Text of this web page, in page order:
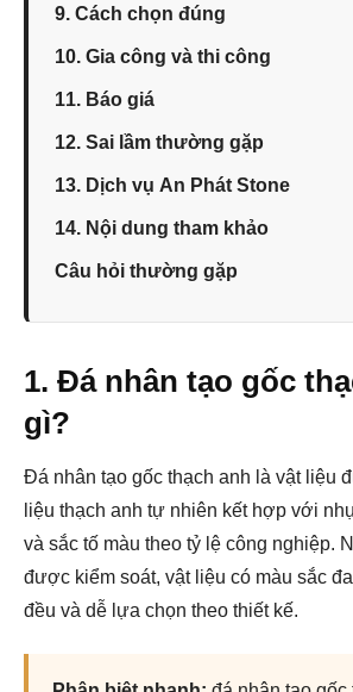
9. Cách chọn đúng
10. Gia công và thi công
11. Báo giá
12. Sai lầm thường gặp
13. Dịch vụ An Phát Stone
14. Nội dung tham khảo
Câu hỏi thường gặp
1. Đá nhân tạo gốc
gì?
Đá nhân tạo gốc thạch anh là vật liệu
liệu thạch anh tự nhiên kết hợp với
và sắc tố màu theo tỷ lệ công nghiệp.
được kiểm soát, vật liệu có màu sắc
đều và dễ lựa chọn theo thiết kế.